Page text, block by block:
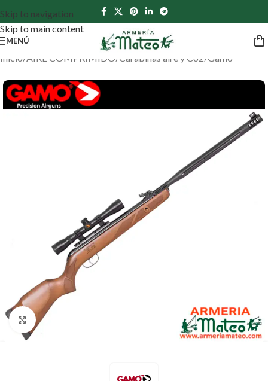
Skip to navigation
Skip to main content
MENÚ
Inicio/AIRE COMPRIMIDO/ Carabinas aire y Co2 / Gamo
Clic para ampliar